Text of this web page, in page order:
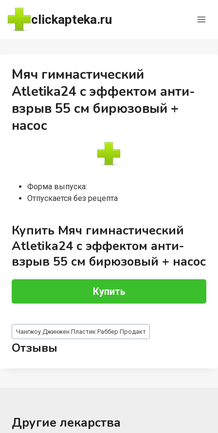
Перейти
содержимому
clickapteka.ru
Мяч гимнастический
Atletika24 с эффектом анти-
взрыв 55 см бирюзовый +
насос
Форма выпуска:
Отпускается без рецепта
Купить Мяч гимнастический
Atletika24 с эффектом анти-
взрыв 55 см бирюзовый + насос
Купить
Метки
записи:
Чангжоу Джинжен Пластик Раббер Продакт
Отзывы
Другие лекарства